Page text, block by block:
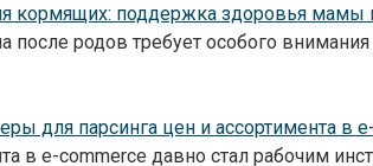
кормящих: поддержка здоровья
после родов требует особого
для парсинга цен и ассортимента в
в e-commerce давно стал рабочим